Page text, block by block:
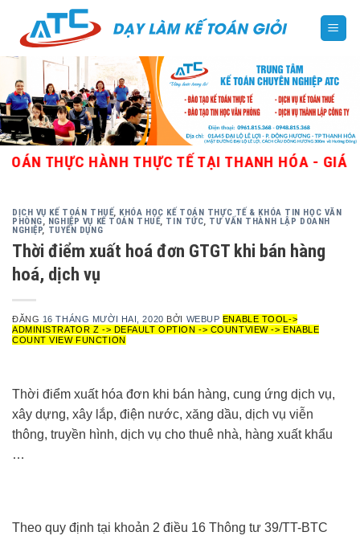
content
HÀNH THỰC TẾ TẠI THANH HÓA - GIÁO
DỊCH VỤ KẾ TOÁN THUẾ, KHÓA HỌC KẾ TOÁN THỰC TẾ & KHÓA TIN HỌC VĂN
PHÒNG, NGHIỆP VỤ KẾ TOÁN THUẾ, TIN TỨC, TƯ VẤN THÀNH LẬP DOANH
NGHIỆP, TUYỂN DỤNG
Thời điểm xuất hoá đơn GTGT khi bán hàng
hoá, dịch vụ
ĐĂNG 16 THÁNG MƯỜI HAI, 2020 BỞI WEBUP ENABLE TOOL->
ADMINISTRATOR Z -> DEFAULT OPTION -> COUNTVIEW -> ENABLE
COUNT VIEW FUNCTION
Thời điểm xuất hóa đơn khi bán hàng, cung ứng dịch vụ,
xây dựng, xây lắp, điện nước, xăng dầu, dịch vụ viễn
thông, truyền hình, dịch vụ cho thuê nhà, hàng xuất khẩu
…
Theo quy định tại khoản 2 điều 16 Thông tư 39/TT-BTC